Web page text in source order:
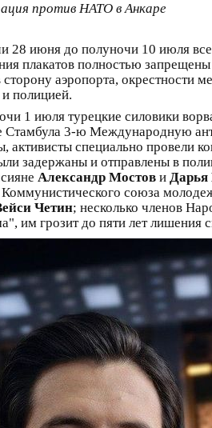
против НАТО в Анкаре
28 июня до полуночи 10 июля
плакатов полностью
аэропорта, окрестности
полицией.
1 июля турецкие силовики
Стамбула 3-ю Международную
активисты специально провели
задержаны и отправлены в
Александр Мостов и Дарья
Коммунистического союза
Четин; несколько членов
им грозит до пяти лет лишения